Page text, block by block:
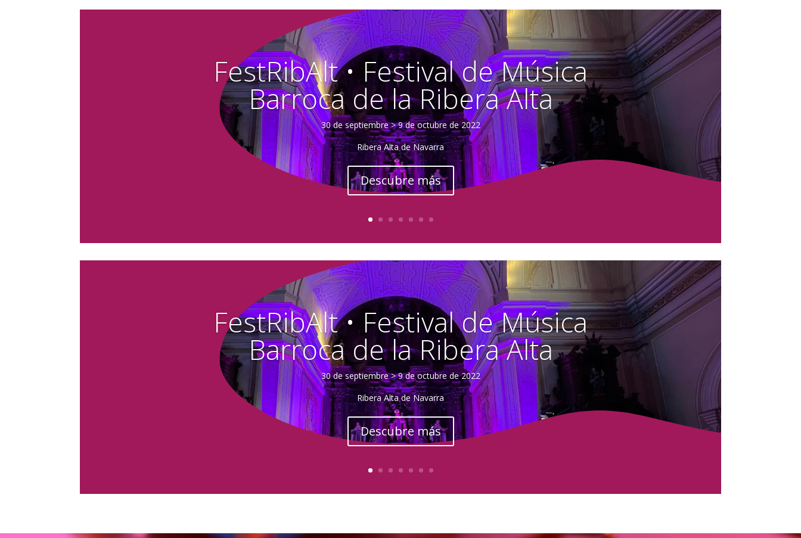
FestRibAlt • Festival de Música
Barroca de la Ribera Alta
30 de septiembre > 9 de octubre de 2022
Ribera Alta de Navarra
Descubre más
FestRibAlt • Festival de Música
Barroca de la Ribera Alta
30 de septiembre > 9 de octubre de 2022
Ribera Alta de Navarra
Descubre más